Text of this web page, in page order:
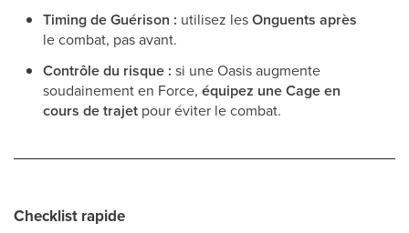
Timing de Guérison : utilisez lesOnguents après
le combat, pas avant.
Contrôle du risque : si une Oasis augmente
soudainement en Force, équipez une Cage en
cours de trajet pour éviter le combat.
Checklist rapide